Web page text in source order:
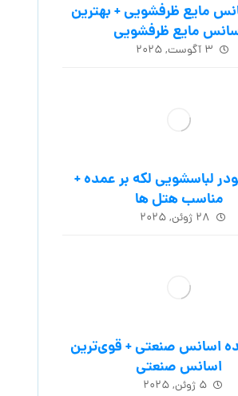
مایع ظرفشویی + بهترین
مایع ظرفشویی
۳ آگوست, ۲۰۲۵
لباسشویی لکه بر عمده +
مناسب هتل ها
۲۸ ژوئن, ۲۰۲۵
اسانس صنعتی + قوی‌ترین
اسانس‌ صنعتی
۵ ژوئن, ۲۰۲۵